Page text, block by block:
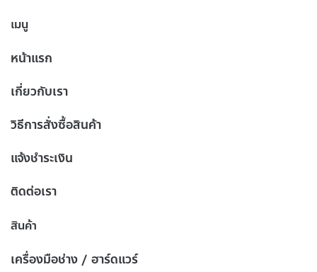
เมนู
หน้าแรก
เกี่ยวกับเรา
วิธีการสั่งซื้อสินค้า
แจ้งชำระเงิน
ติดต่อเรา
สินค้า
เครื่องมือช่าง / ฮาร์ดแวร์